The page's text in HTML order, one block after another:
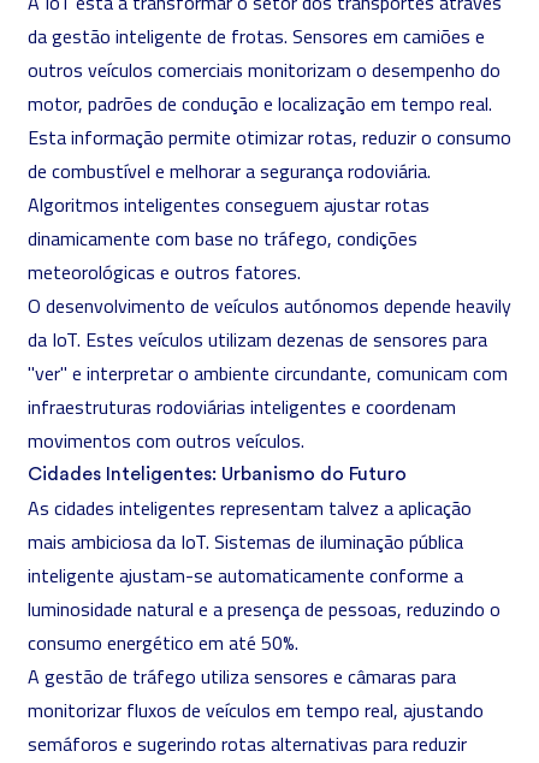
da gestão inteligente de frotas. Sensores em camiões e
outros veículos comerciais monitorizam o desempenho do
motor, padrões de condução e localização em tempo real.
Esta informação permite otimizar rotas, reduzir o consumo
de combustível e melhorar a segurança rodoviária.
Algoritmos inteligentes conseguem ajustar rotas
dinamicamente com base no tráfego, condições
meteorológicas e outros fatores.
O desenvolvimento de veículos autónomos depende heavily
da IoT. Estes veículos utilizam dezenas de sensores para
"ver" e interpretar o ambiente circundante, comunicam com
infraestruturas rodoviárias inteligentes e coordenam
movimentos com outros veículos.
Cidades Inteligentes: Urbanismo do Futuro
As cidades inteligentes representam talvez a aplicação
mais ambiciosa da IoT. Sistemas de iluminação pública
inteligente ajustam-se automaticamente conforme a
luminosidade natural e a presença de pessoas, reduzindo o
consumo energético em até 50%.
A gestão de tráfego utiliza sensores e câmaras para
monitorizar fluxos de veículos em tempo real, ajustando
semáforos e sugerindo rotas alternativas para reduzir